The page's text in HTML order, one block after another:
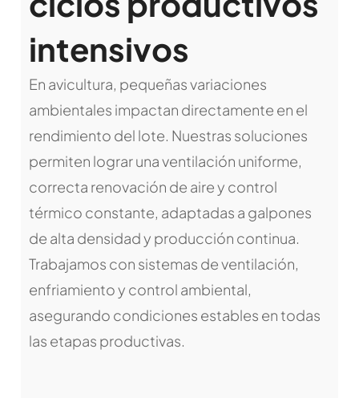
intensivos
En avicultura, pequeñas variaciones
ambientales impactan directamente en el
rendimiento del lote. Nuestras soluciones
permiten lograr una ventilación uniforme,
correcta renovación de aire y control
térmico constante, adaptadas a galpones
de alta densidad y producción continua.
Trabajamos con sistemas de ventilación,
enfriamiento y control ambiental,
asegurando condiciones estables en todas
las etapas productivas.